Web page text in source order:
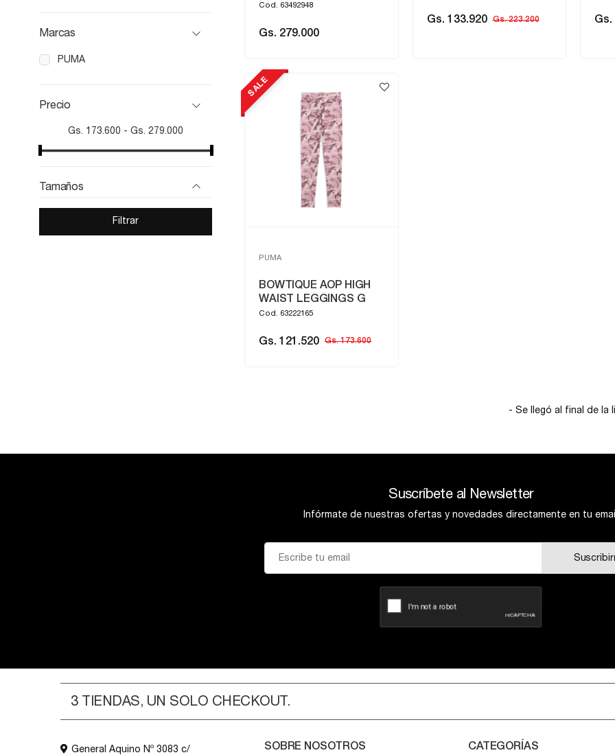
Cod. 63492948
Gs. 279.000
Gs. 133.920 Gs. 223.200 Gs.
SALE
PUMA
BOWTIQUE AOP HIGH
WAIST LEGGINGS G
Cod. 63222165
Gs. 121.520 Gs. 173.600
- Se llegó al final de la
Marcas
PUMA
Precio
Gs. 173.600 - Gs. 279.000
Tamaños
Filtrar
Suscríbete al Newsletter
Infórmate de nuestras ofertas y novedades directamente en tu
3 TIENDAS, UN SOLO CHECKOUT.
General Aquino Nº 3083 c/ SOBRE NOSOTROS CATEGORÍAS